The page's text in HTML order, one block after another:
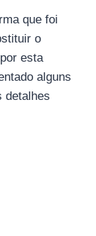
que foi
o
esta
alguns
detalhes